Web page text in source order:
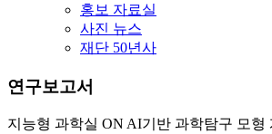
홍보 자료실
사진 뉴스
재단 50년사
연구보고서
지능형 과학실 ON AI기반 과학탐구 모형